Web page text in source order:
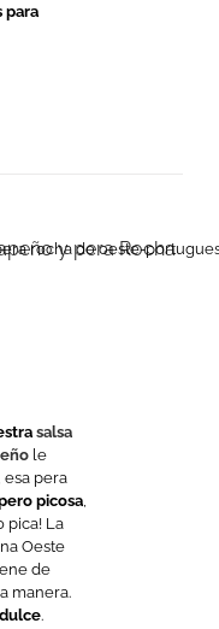
para
y pera Rocha
salsa
le
, esa pera
picosa,
pica! La
Oeste
de
manera.
.